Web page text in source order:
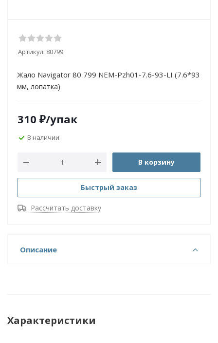
Артикул: 80799
Жало Navigator 80 799 NEM-Pzh01-7.6-93-LI (7.6*93
мм, лопатка)
310 ₽/упак
В наличии
В корзину
Быстрый заказ
Рассчитать доставку
Описание
Характеристики